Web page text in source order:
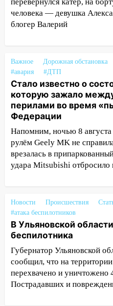
катера блогера
11:53
Стало
«пьяного» ДТП на
11:29
Сергей
начальником
административно-
контроля
11:12 В Ульяновской
погиб один человек
11:05 12 человек
ранения после атаки
перехвачены четыре
10:15 Соцсети:
«Калину» в Новом
10:11 Во время
Нижнекамске
республике
человека — девушка
блогер Валерий
Важное Дорожная обстановка
#авария
#ДТП
Стало известно о
которую зажало
перилами во время
Федерации
Напомним, ночью 8
рулём Geely MK не
врезалась в
удара Mitsubishi отбросило
Новости Происшествия
#атака беспилотников
В Ульяновской
беспилотника
Губернатор Ульяновской
сообщил, что на
перехвачено и
Пострадавших и